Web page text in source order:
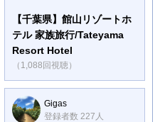
【千葉県】館山リゾートホ
テル 家族旅行/Tateyama
Resort Hotel
（1,088回視聴）
Gigas
登録者数 227人